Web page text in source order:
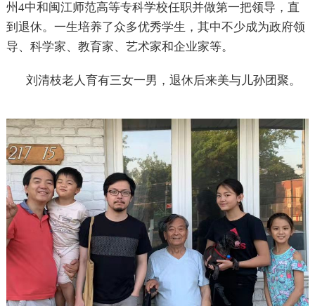
州4中和闽江师范高等专科学校任职并做第一把领导，直
到退休。一生培养了众多优秀学生，其中不少成为政府领
导、科学家、教育家、艺术家和企业家等。
刘清枝老人育有三女一男，退休后来美与儿孙团聚。